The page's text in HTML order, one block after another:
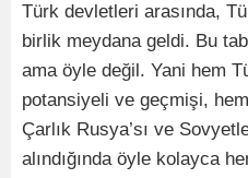
Türk devletleri arasında,
birlik meydana geldi. Bu
ama öyle değil. Yani hem
potansiyeli ve geçmişi,
Çarlık Rusya’sı ve
alındığında öyle kolayca